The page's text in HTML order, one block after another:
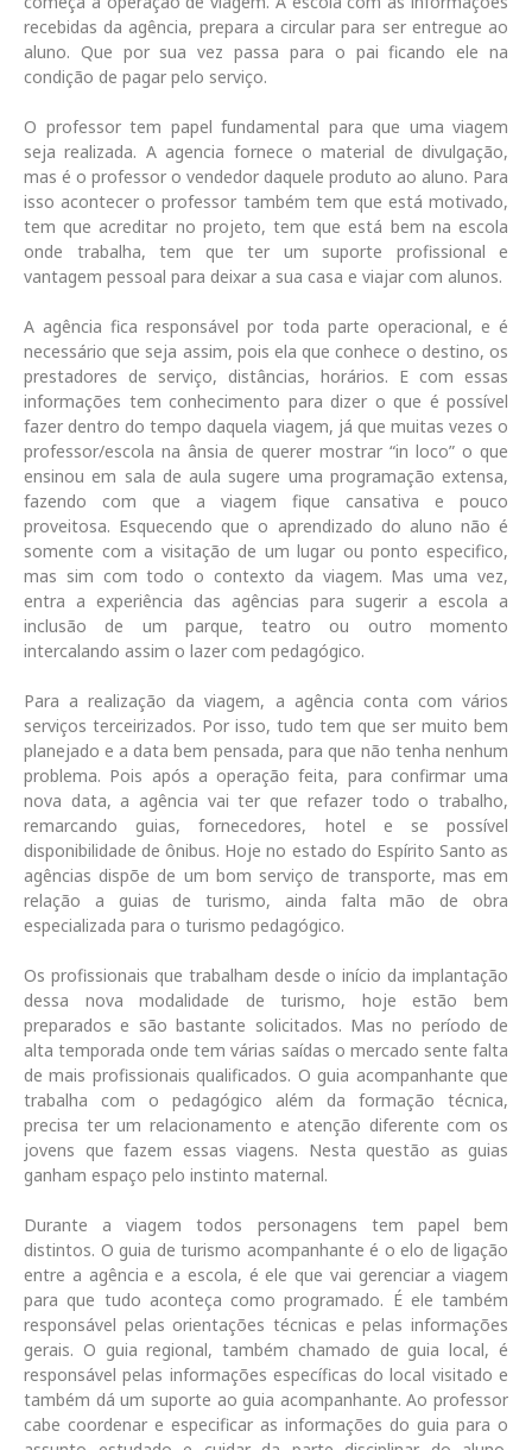
recebidas da agência, prepara a circular para ser entregue ao
aluno. Que por sua vez passa para o pai ficando ele na
condição de pagar pelo serviço.
O professor tem papel fundamental para que uma viagem
seja realizada. A agencia fornece o material de divulgação,
mas é o professor o vendedor daquele produto ao aluno. Para
isso acontecer o professor também tem que está motivado,
tem que acreditar no projeto, tem que está bem na escola
onde trabalha, tem que ter um suporte profissional e
vantagem pessoal para deixar a sua casa e viajar com alunos.
A agência fica responsável por toda parte operacional, e é
necessário que seja assim, pois ela que conhece o destino, os
prestadores de serviço, distâncias, horários. E com essas
informações tem conhecimento para dizer o que é possível
fazer dentro do tempo daquela viagem, já que muitas vezes o
professor/escola na ânsia de querer mostrar “in loco” o que
ensinou em sala de aula sugere uma programação extensa,
fazendo com que a viagem fique cansativa e pouco
proveitosa. Esquecendo que o aprendizado do aluno não é
somente com a visitação de um lugar ou ponto especifico,
mas sim com todo o contexto da viagem. Mas uma vez,
entra a experiência das agências para sugerir a escola a
inclusão de um parque, teatro ou outro momento
intercalando assim o lazer com pedagógico.
Para a realização da viagem, a agência conta com vários
serviços terceirizados. Por isso, tudo tem que ser muito bem
planejado e a data bem pensada, para que não tenha nenhum
problema. Pois após a operação feita, para confirmar uma
nova data, a agência vai ter que refazer todo o trabalho,
remarcando guias, fornecedores, hotel e se possível
disponibilidade de ônibus. Hoje no estado do Espírito Santo as
agências dispõe de um bom serviço de transporte, mas em
relação a guias de turismo, ainda falta mão de obra
especializada para o turismo pedagógico.
Os profissionais que trabalham desde o início da implantação
dessa nova modalidade de turismo, hoje estão bem
preparados e são bastante solicitados. Mas no período de
alta temporada onde tem várias saídas o mercado sente falta
de mais profissionais qualificados. O guia acompanhante que
trabalha com o pedagógico além da formação técnica,
precisa ter um relacionamento e atenção diferente com os
jovens que fazem essas viagens. Nesta questão as guias
ganham espaço pelo instinto maternal.
Durante a viagem todos personagens tem papel bem
distintos. O guia de turismo acompanhante é o elo de ligação
entre a agência e a escola, é ele que vai gerenciar a viagem
para que tudo aconteça como programado. É ele também
responsável pelas orientações técnicas e pelas informações
gerais. O guia regional, também chamado de guia local, é
responsável pelas informações específicas do local visitado e
também dá um suporte ao guia acompanhante. Ao professor
cabe coordenar e especificar as informações do guia para o